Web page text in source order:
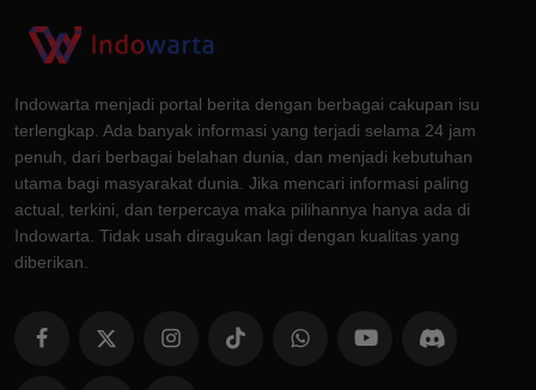
Indowarta menjadi portal berita dengan berbagai cakupan isu
terlengkap. Ada banyak informasi yang terjadi selama 24 jam
penuh, dari berbagai belahan dunia, dan menjadi kebutuhan
utama bagi masyarakat dunia. Jika mencari informasi paling
actual, terkini, dan terpercaya maka pilihannya hanya ada di
Indowarta. Tidak usah diragukan lagi dengan kualitas yang
diberikan.